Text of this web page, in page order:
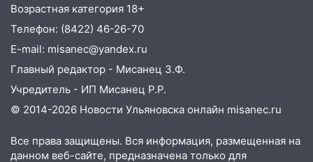
13:14 Ураган оторвал светофор на
проспекте Филатова в Ульяновске
13:12 Дерево пробило крышу дома на
Новгородской в Ульяновске и рухнуло
на электрощит
13:10 В Заволжском районе дерево
13:08 Ураган ударил по Ульяновску:
Возрастная категория 18+
Телефон: (8422) 46-26-70
E-mail: misanec@yandex.ru
Главный редактор - Мисанец З.Ф.
Учредитель - ИП Мисанец Р.Р.
© 2014-2026 Новости Ульяновска онлайн misanec.ru
Все права защищены. Вся информация, размещенная на
данном веб-сайте, предназначена только для